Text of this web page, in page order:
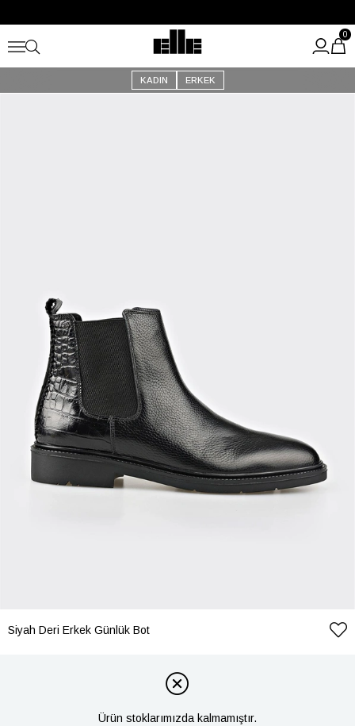
Kargo Ücretsiz!
KADIN ERKEK
0
Siyah Deri Erkek Günlük Bot
Ürün stoklarımızda kalmamıştır.